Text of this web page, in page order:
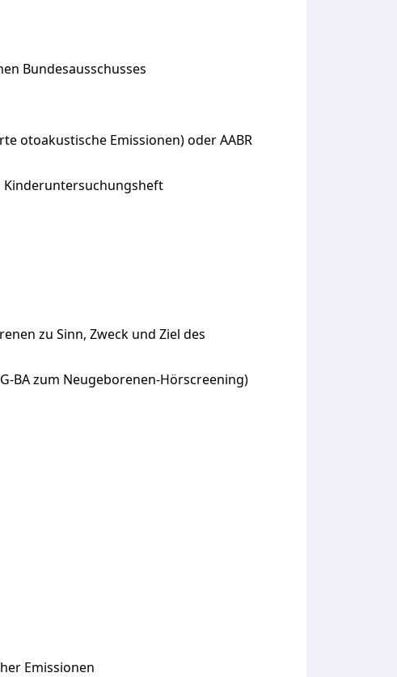
Bundesausschusses
otoakustische Emissionen) oder AABR
zu Sinn, Zweck und Ziel des
BA zum Neugeborenen-Hörscreening)
Emissionen